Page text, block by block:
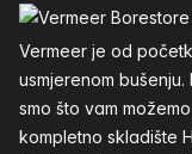
Vermeer je od
usmjerenom
smo što vam
kompletno skladište